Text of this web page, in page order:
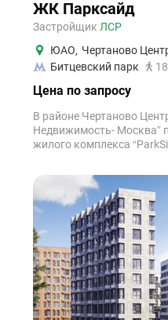
ЖК Парксайд
Застройщик ЛСР
ЮАО, Чертаново
Битцевский парк
Цена по запросу
В районе Чертаново
Недвижимость- Москва”
жилого комплекса